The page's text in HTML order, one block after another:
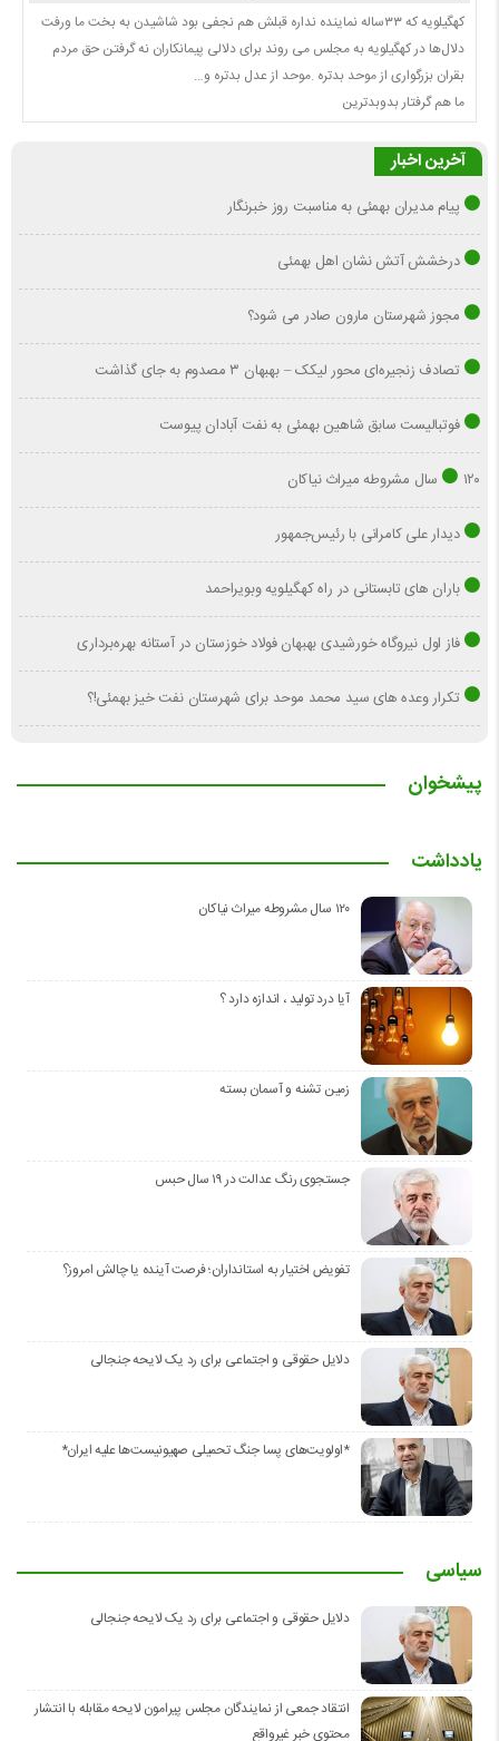
کهگیلویه که ۳۳ساله نماینده نداره قبلش هم نجفی بود شاشیدن به بخت ما ورفت
دلال‌ها در کهگیلویه به مجلس می روند برای دلالی پیمانکاران نه گرفتن حق مردم
بقران بزرگواری از موحد بدتره .موحد از عدل بدتره و…
ما هم گرفتار بدوبدترین
آخرین اخبار
پیام مدیران بهمئی به مناسبت روز خبرنگار
درخشش آتش نشان اهل بهمئی
مجوز شهرستان مارون صادر می شود؟
تصادف زنجیره‌ای محور لیکک – بهبهان ۳ مصدوم به جای گذاشت
فوتبالیست سابق شاهین بهمئی به نفت آبادان پیوست
۱۲۰ سال مشروطه میراث نیاکان
دیدار علی کامرانی با رئیس‌جمهور
باران های تابستانی در راه کهگیلویه وبویراحمد
فاز اول نیروگاه خورشیدی بهبهان فولاد خوزستان در آستانه بهره‌برداری
تکرار وعده های سید محمد موحد برای شهرستان نفت خیز بهمئی!؟
پیشخوان
یادداشت
۱۲۰ سال مشروطه میراث نیاکان
آیا درد تولید ، اندازه دارد ؟
زمین تشنه و آسمان بسته
جستجوی رنگ عدالت در ۱۹ سال حبس
تفویض اختیار به استانداران؛ فرصت آینده یا چالش امروز؟
دلایل حقوقی و اجتماعی برای رد یک لایحه جنجالی
*اولویت‌های پسا جنگ تحمیلی صهیونیست‌ها علیه ایران*
سیاسی
دلایل حقوقی و اجتماعی برای رد یک لایحه جنجالی
انتقاد جمعی از نمایندگان مجلس پیرامون لایحه مقابله با انتشار
محتوی خبر غیرواقع